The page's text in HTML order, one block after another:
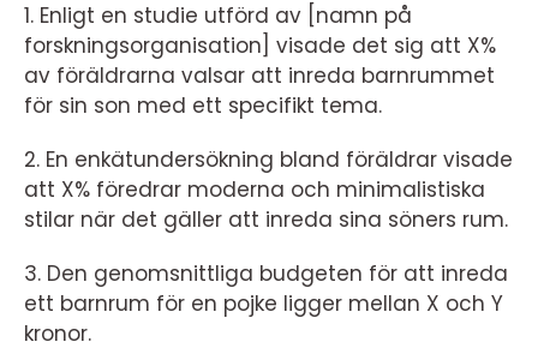
1. Enligt en studie utförd av [namn på
forskningsorganisation] visade det sig att X%
av föräldrarna valsar att inreda barnrummet
för sin son med ett specifikt tema.
2. En enkätundersökning bland föräldrar visade
att X% föredrar moderna och minimalistiska
stilar när det gäller att inreda sina söners rum.
3. Den genomsnittliga budgeten för att inreda
ett barnrum för en pojke ligger mellan X och Y
kronor.